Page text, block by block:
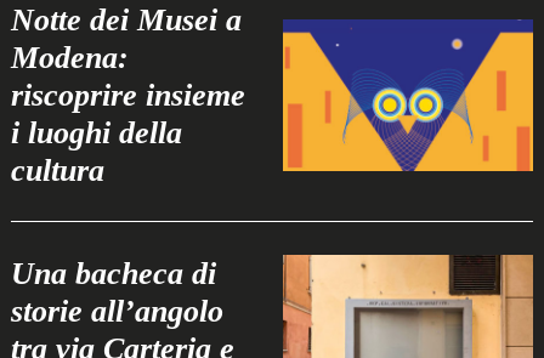
Notte dei Musei a
Modena:
riscoprire insieme
i luoghi della
cultura
Una bacheca di
storie all’angolo
tra via Carteria e